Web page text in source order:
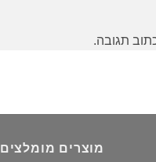
תגובה.
מוצרים מומלצים